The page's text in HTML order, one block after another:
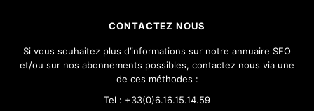
CONTACTEZ NOUS
Si vous souhaitez plus d’informations sur notre annuaire SEO
et/ou sur nos abonnements possibles, contactez nous via une
de ces méthodes :
Tel : +33(0)6.16.15.14.59